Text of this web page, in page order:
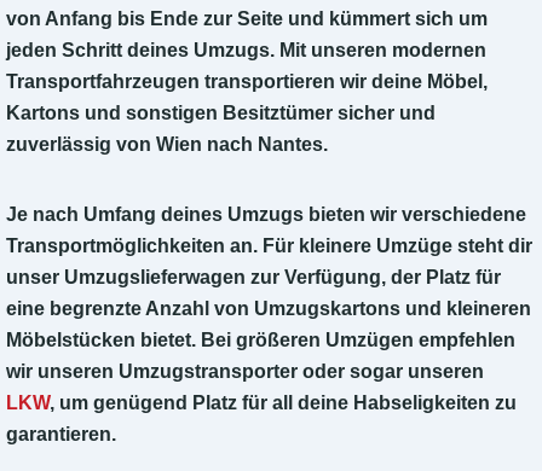
von Anfang bis Ende zur Seite und kümmert sich um
jeden Schritt deines Umzugs. Mit unseren modernen
Transportfahrzeugen transportieren wir deine Möbel,
Kartons und sonstigen Besitztümer sicher und
zuverlässig von Wien nach Nantes.
Je nach Umfang deines Umzugs bieten wir verschiedene
Transportmöglichkeiten an. Für kleinere Umzüge steht dir
unser Umzugslieferwagen zur Verfügung, der Platz für
eine begrenzte Anzahl von Umzugskartons und kleineren
Möbelstücken bietet. Bei größeren Umzügen empfehlen
wir unseren Umzugstransporter oder sogar unseren
LKW, um genügend Platz für all deine Habseligkeiten zu
garantieren.